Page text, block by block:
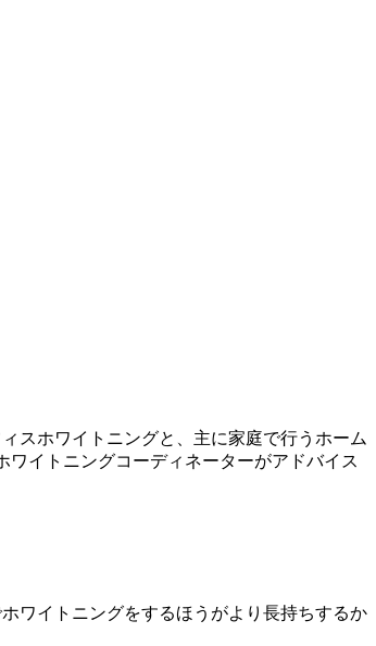
スホワイトニングと、主に家庭で行うホーム
イトニングコーディネーターがアドバイス
ワイトニングをするほうがより長持ちするか